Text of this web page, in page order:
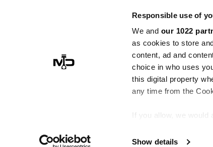
Responsible use of
We and our 1022
as cookies to store
content, ad and
choice in who uses
this digital property
any time from the
If you allow, we would
meters
Show details
Torino
+393513946375 (Whatsapp)
Più